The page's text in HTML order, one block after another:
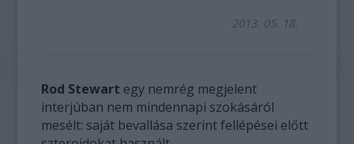
2013. 05. 18.
Rod Stewart egy nemrég megjelent
interjúban nem mindennapi szokásáról
mesélt: saját bevallása szerint fellépései előtt